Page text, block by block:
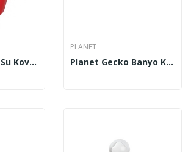
PLANET Gagalı Su Kovası 13 Lt
PLANET
Planet Gecko Banyo Köşeliği UP 505